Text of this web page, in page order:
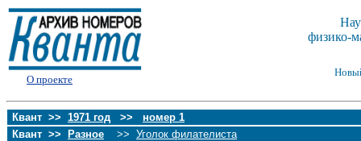
О проекте
физико-
Квант >> 1971 год >> номер 1
Квант >>
Разное >> Уголок филателиста